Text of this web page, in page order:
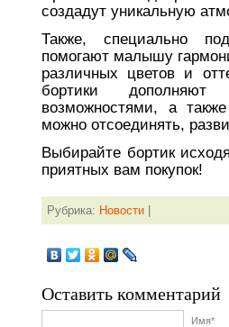
создадут уникальную
Также, специально
помогают малышу
различных цветов и
бортики
возможностями, а
можно отсоединять,
Выбирайте бортик
приятных вам покупок!
Рубрика: Новости
Оставить комментарий
Имя*